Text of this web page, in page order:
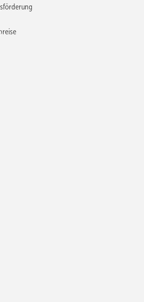
(KWK) und Fernwärme werden
zur Primärenergie- und CO
Dabei schrumpfen die oft als
Vorteile durch die aktuellen
bei der
im Gebäudebereich. Die Analyse
für ein Stadtgebiet in Hannover
Aussage kaum möglich ist und
vom Be­wertungsschema und den
insbesondere von der Alloka­
Fernwärme abhängig ist. Bei der
die Eigenstromnutzung der
die Wirtschaftlichkeit.
DBU-Projekts wurde eine Erstanalyse zur
für ein energetisch zu
erstellt.
mit Heizsystemen pro Gebäude,